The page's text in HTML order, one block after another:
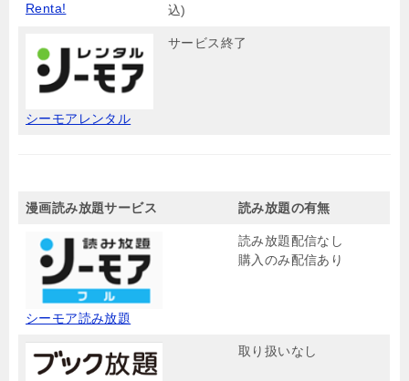
Renta!
込)
シーモアレンタル
サービス終了
漫画読み放題サービス 読み放題の有無
シーモア読み放題
読み放題配信なし
購入のみ配信あり
取り扱いなし